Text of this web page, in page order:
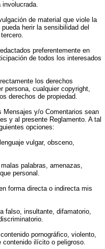
involucrada.
de material que viole la
herir la sensibilidad del
preferentemente en
de todos los interesados
los derechos
persona, cualquier copyright,
derechos de propiedad.
Mensajes y/o Comentarios sean
y al presente Reglamento. A tal
opciones:
vulgar, obsceno,
palabras, amenazas,
personal.
forma directa o indirecta mis
falso, insultante, difamatorio,
pornográfico, violento,
ilícito o peligroso.